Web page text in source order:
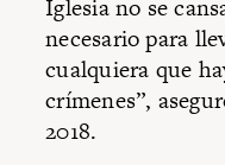
Iglesia no se
necesario para
cualquiera que
crímenes”,
2018.